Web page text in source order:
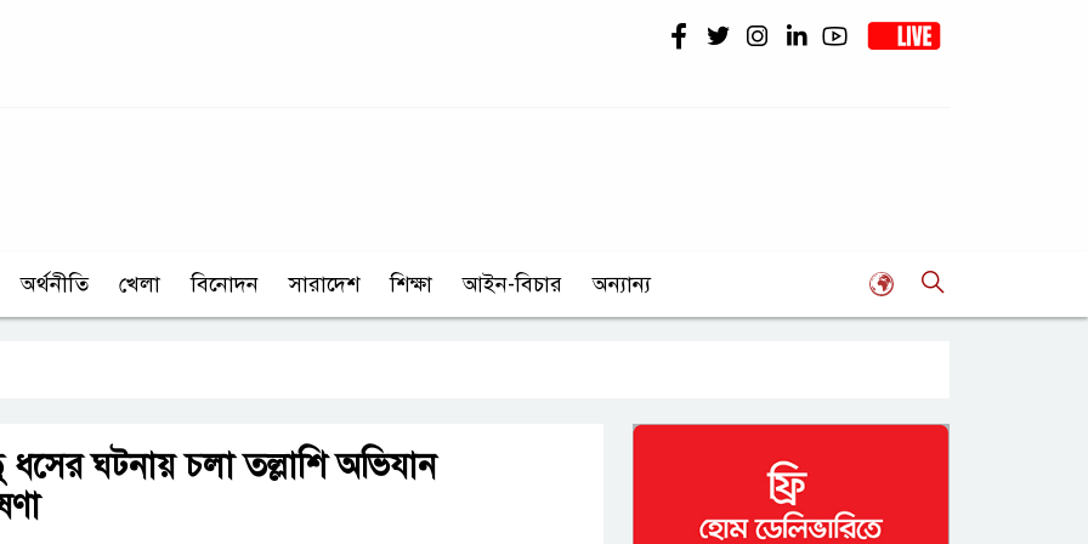
অর্থনীতি খেলা বিনোদন সারাদেশ শিক্ষা আইন-বিচার অন্যান্য
ধসের ঘটনায় চলা তল্লাশি অভিযান